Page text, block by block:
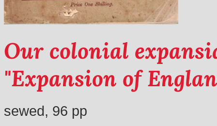
Our colonial
"Expansion of
sewed, 96 pp